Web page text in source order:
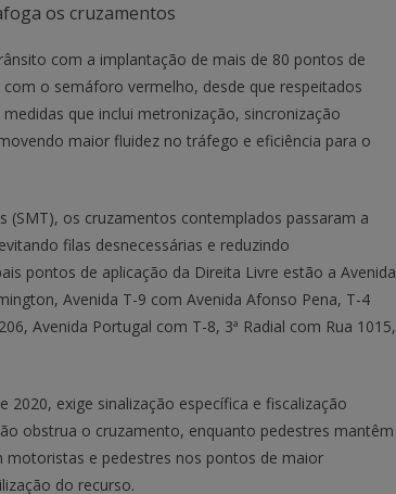
os cruzamentos
com a implantação de mais de 80 pontos de
o semáforo vermelho, desde que respeitados
que inclui metronização, sincronização
maior fluidez no tráfego e eficiência para o
(SMT), os cruzamentos contemplados passaram a
filas desnecessárias e reduzindo
pontos de aplicação da Direita Livre estão a Avenida
Avenida T-9 com Avenida Afonso Pena, T-4
Avenida Portugal com T-8, 3ª Radial com Rua 1015,
exige sinalização específica e fiscalização
obstrua o cruzamento, enquanto pedestres mantêm
motoristas e pedestres nos pontos de maior
do recurso.